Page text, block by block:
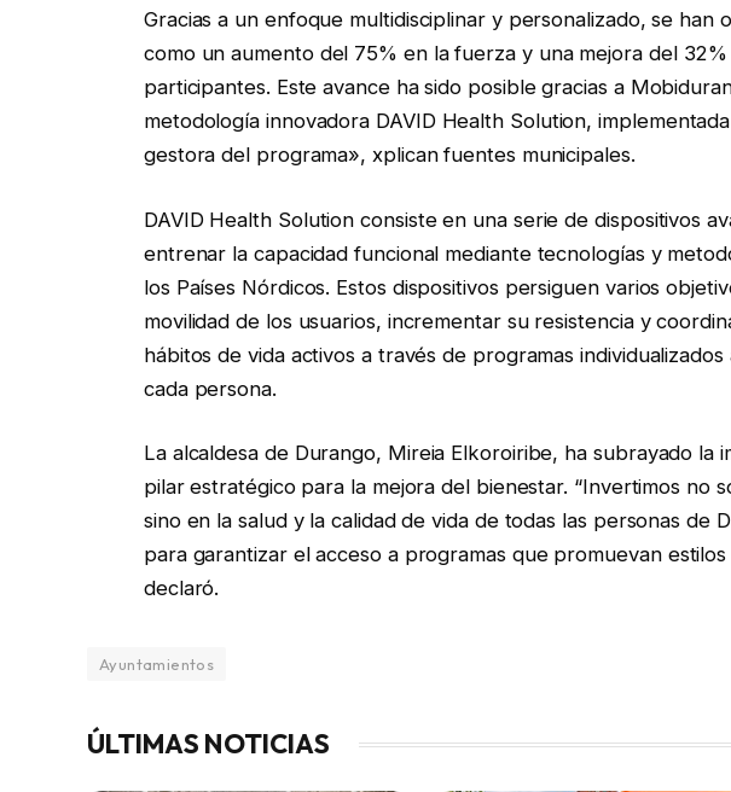
Gracias a un enfoque multidisciplinar y personalizado, se han
como un aumento del 75% en la fuerza y una mejora del
participantes. Este avance ha sido posible gracias a
metodología innovadora DAVID Health Solution,
gestora del programa», xplican fuentes municipales.
DAVID Health Solution consiste en una serie de dispositivos
entrenar la capacidad funcional mediante tecnologías y
los Países Nórdicos. Estos dispositivos persiguen varios
movilidad de los usuarios, incrementar su resistencia y
hábitos de vida activos a través de programas
cada persona.
La alcaldesa de Durango, Mireia Elkoroiribe, ha subrayado la
pilar estratégico para la mejora del bienestar. “Invertimos no
sino en la salud y la calidad de vida de todas las personas de
para garantizar el acceso a programas que promuevan estilos
declaró.
Ayuntamientos
ÚLTIMAS NOTICIAS